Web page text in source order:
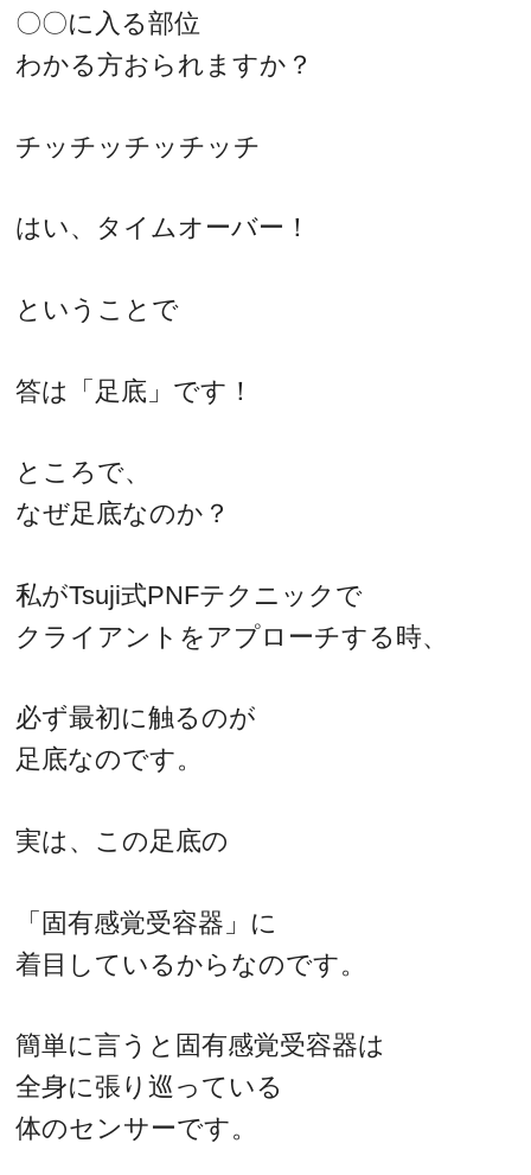
〇〇に入る部位
わかる方おられますか？
チッチッチッチッチ
はい、タイムオーバー！
ということで
答は「足底」です！
ところで、
なぜ足底なのか？
私がTsuji式PNFテクニックで
クライアントをアプローチする時、
必ず最初に触るのが
足底なのです。
実は、この足底の
「固有感覚受容器」に
着目しているからなのです。
簡単に言うと固有感覚受容器は
全身に張り巡っている
体のセンサーです。